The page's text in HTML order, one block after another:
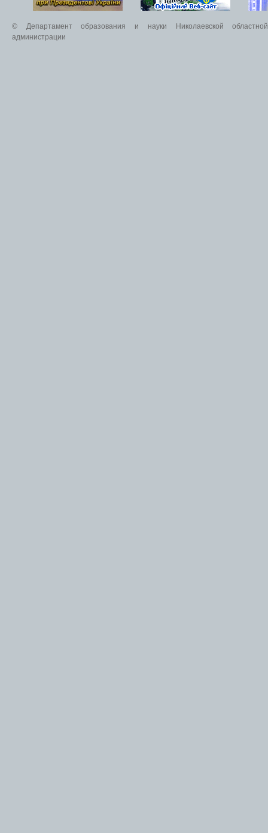
© Департамент образования и науки Николаевской областной
администрации